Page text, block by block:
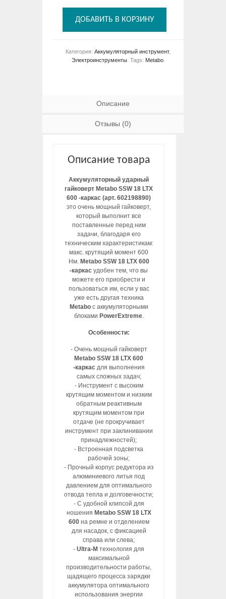
ДОБАВИТЬ В КОРЗИНУ
Категория: Аккумуляторный инструмент,
Электроинструменты. Tags: Metabo.
Описание
Отзывы (0)
Описание товара
Аккумуляторный ударный
гайковерт Metabo SSW 18 LTX
600 -каркас (арт. 602198890)
это очень мощный гайковерт,
который выполнит все
поставленные перед ним
задачи, благодаря его
техническим характеристикам:
макс. крутящий момент 600
Нм. Metabo SSW 18 LTX 600
-каркас удобен тем, что вы
можете его приобрести и
пользоваться им, если у вас
уже есть другая техника
Metaboс аккумуляторными
блоками PowerExtreme.
Особенности:
- Очень мощный гайковерт
Metabo SSW 18 LTX 600
-каркасдля выполнения
самых сложных задач;
- Инструмент с высоким
крутящим моментом и низким
обратным реактивным
крутящим моментом при
отдаче (не прокручивает
инструмент при заклинивании
принадлежностей);
- Встроенная подсветка
рабочей зоны;
- Прочный корпус редуктора из
алюминиевого литья под
давлением для оптимального
отвода тепла и долговечности;
- С удобной клипсой для
ношения Metabo SSW 18 LTX
600на ремне и отделением
для насадок, с фиксацией
справа или слева;
-Ultra-M технология для
максимальной
производительности работы,
щадящего процесса зарядки
аккумулятора оптимального
использования энергии